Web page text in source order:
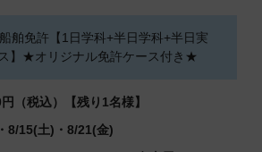
舶免許【1日学科+半日学科+半日実
】★オリジナル免許ケース付き★
（税込）【残り1名様】
8/15(土)・8/21(金)